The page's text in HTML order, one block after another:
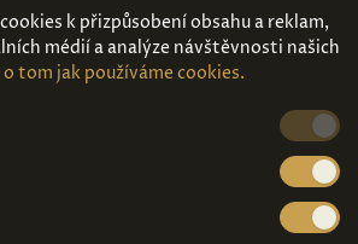
Kontakt
prodeji
Vstupenky
k přizpůsobení obsahu a reklam,
médií a analýze návštěvnosti našich
tom jak používáme cookies.